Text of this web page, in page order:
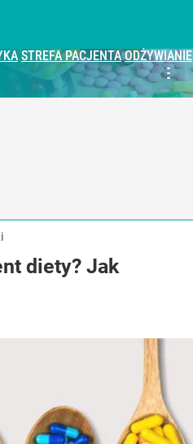
STREFA PACJENTA ODŻYWIANIE
diety? Jak